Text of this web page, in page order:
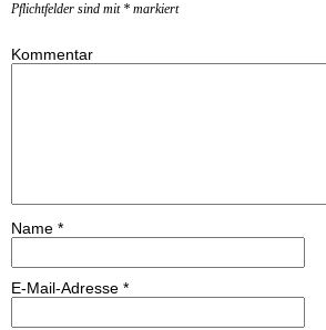
Pflichtfelder sind mit * markiert
Kommentar
Name *
E-Mail-Adresse *